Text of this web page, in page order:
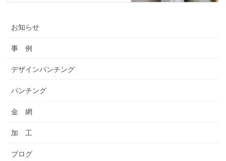
お知らせ
事 例
デザインパンチング
パンチング
金 網
加 工
ブログ